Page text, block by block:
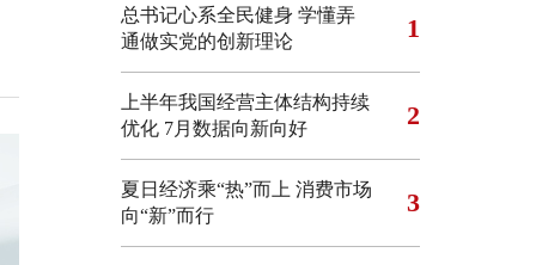
总书记心系全民健身 学懂弄
通做实党的创新理论
1
上半年我国经营主体结构持续
优化 7月数据向新向好 2
夏日经济乘“热”而上 消费市场
向“新”而行
3